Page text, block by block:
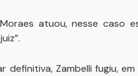
atuou, nesse caso
Zambelli fugiu,